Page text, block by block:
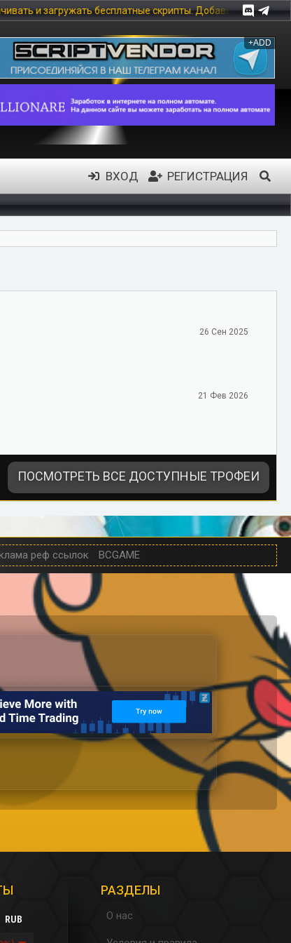
бесплатные скрипты. Добавь 5 скриптов и
+ADD
ВХОД РЕГИСТРАЦИЯ
26 Сен 2025
21 Фев 2026
ПОСМОТРЕТЬ ВСЕ ДОСТУПНЫЕ ТРОФЕИ
реф ссылок BCGAME
RUB
РАЗДЕЛЫ
О нас